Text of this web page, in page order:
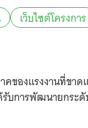
เว็บไซต์โครงการ
คของแรงงานที่ขา
รับการพัฒนายกระ